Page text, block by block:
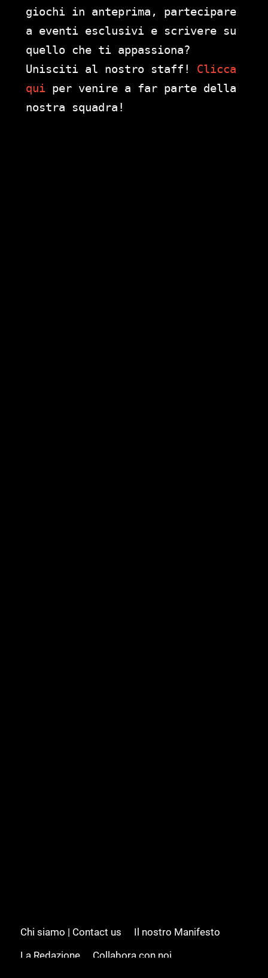
giochi in anteprima, partecipare
a eventi esclusivi e scrivere su
quello che ti appassiona?
Unisciti al nostro staff! Clicca
qui per venire a far parte della
nostra squadra!
Chi siamo | Contact us
Il nostro Manifesto
La Redazione
Collabora con noi